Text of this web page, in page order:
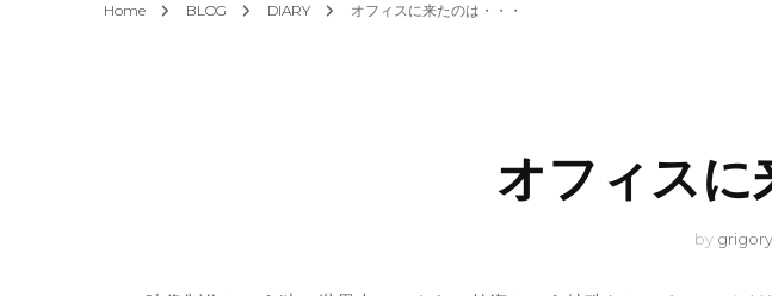
Home BLOG DIARY オフィスに来たのは・・・
オフィスに
by grigory